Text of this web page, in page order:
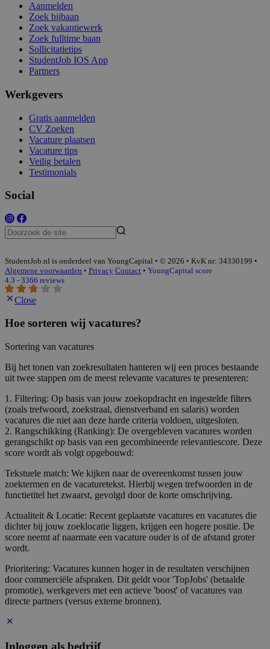
Aanmelden
Zoek bijbaan
Zoek vakantiewerk
Zoek fulltime baan
Sollicitatietips
StudentJob IOS App
Partners
Werkgevers
Gratis aanmelden
CV Zoeken
Vacature plaatsen
Vacature tips
Veilig betalen
Testimonials
Social
StudentJob.nl is onderdeel van YoungCapital • © 2026 • KvK nr: 34330199 •
Algemene voorwaarden • Privacy Contact • YoungCapital score
4.3 - 3366 reviews
Close
Hoe sorteren wij vacatures?
Sortering van vacatures
Bij het tonen van zoekresultaten hanteren wij een proces bestaande
uit twee stappen om de meest relevante vacatures te presenteren:
1. Filtering: Op basis van jouw zoekopdracht en ingestelde filters
(zoals trefwoord, zoekstraal, dienstverband en salaris) worden
vacatures die niet aan deze harde criteria voldoen, uitgesloten.
2. Rangschikking (Ranking): De overgebleven vacatures worden
gerangschikt op basis van een gecombineerde relevantiescore. Deze
score wordt als volgt opgebouwd:
Tekstuele match: We kijken naar de overeenkomst tussen jouw
zoektermen en de vacaturetekst. Hierbij wegen trefwoorden in de
functietitel het zwaarst, gevolgd door de korte omschrijving.
Actualiteit & Locatie: Recent geplaatste vacatures en vacatures die
dichter bij jouw zoeklocatie liggen, krijgen een hogere positie. De
score neemt af naarmate een vacature ouder is of de afstand groter
wordt.
Prioritering: Vacatures kunnen hoger in de resultaten verschijnen
door commerciële afspraken. Dit geldt voor 'TopJobs' (betaalde
promotie), werkgevers met een actieve 'boost' of vacatures van
directe partners (versus externe bronnen).
Inloggen als bedrijf